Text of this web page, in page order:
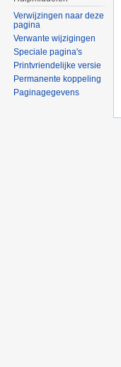
Verwijzingen naar deze
pagina
Verwante wijzigingen
Speciale pagina's
Printvriendelijke versie
Permanente koppeling
Paginagegevens